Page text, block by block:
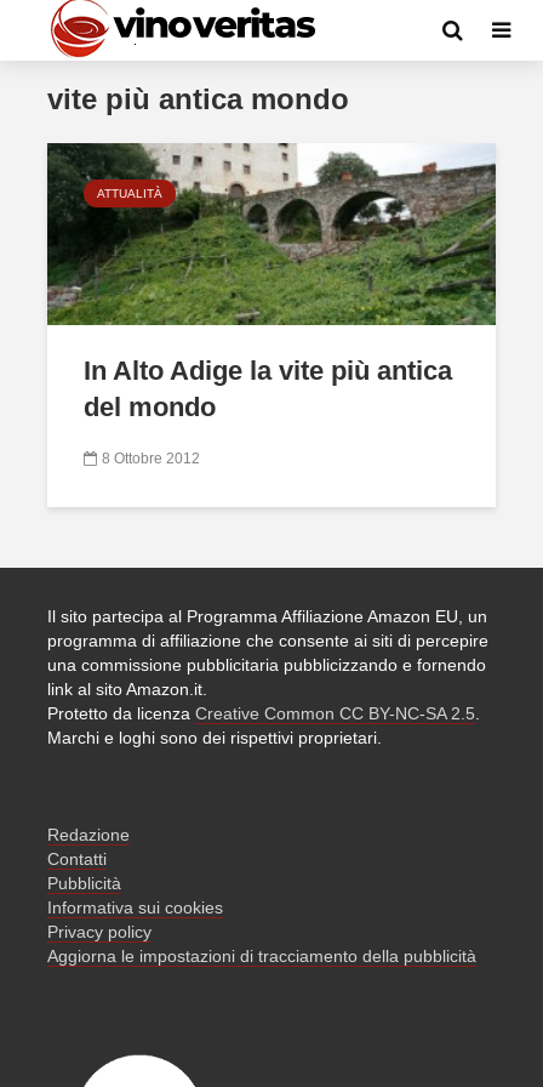
vite più antica mondo
ATTUALITÀ
In Alto Adige la vite più antica
del mondo
8 Ottobre 2012
Il sito partecipa al Programma Affiliazione Amazon EU, un
programma di affiliazione che consente ai siti di percepire
una commissione pubblicitaria pubblicizzando e fornendo
link al sito Amazon.it.
Protetto da licenza Creative Common CC BY-NC-SA 2.5
Marchi e loghi sono dei rispettivi proprietari.
Redazione
Contatti
Pubblicità
Informativa sui cookies
Privacy policy
Aggiorna le impostazioni di tracciamento della pubblicità